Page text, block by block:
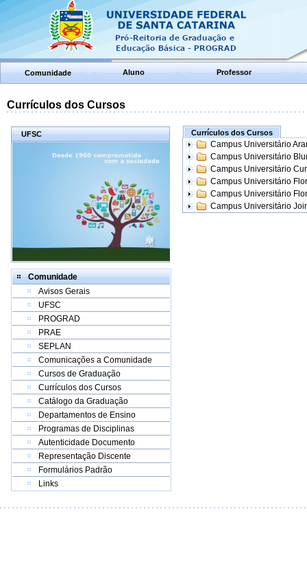
Comunidade Aluno Professor
Currículos dos Cursos
UFSC
Comunidade
Avisos Gerais
UFSC
PROGRAD
PRAE
SEPLAN
Comunicações a Comunidade
Cursos de Graduação
Currículos dos Cursos
Catálogo da Graduação
Departamentos de Ensino
Programas de Disciplinas
Autenticidade Documento
Representação Discente
Formulários Padrão
Links
Currículos dos Cursos
Campus Universitário
Campus Universitário
Campus Universitário
Campus Universitário
Campus Universitário
Campus Universitário